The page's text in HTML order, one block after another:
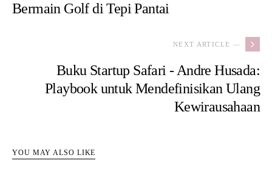
Bermain Golf di Tepi Pantai
NEXT ARTICLE —
Buku Startup Safari - Andre Husada:
Playbook untuk Mendefinisikan Ulang
Kewirausahaan
YOU MAY ALSO LIKE